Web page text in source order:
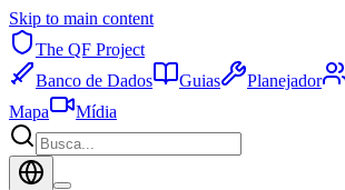
Skip to main content
The QF Project
Banco de Dados
Guias Planejador
Mapa
Mídia